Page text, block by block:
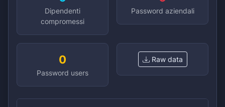
Dipendenti
compromessi
Password aziendali
0
Password users
Raw data